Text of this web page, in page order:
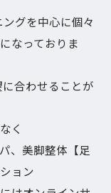
グを中心に個々
なっておりま
合わせることが
く
、美脚整体【足
ョン